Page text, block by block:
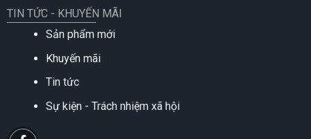
TIN TỨC - KHUYẾN MÃI
Sản phẩm mới
Khuyến mãi
Tin tức
Sự kiện - Trách nhiệm xã hội